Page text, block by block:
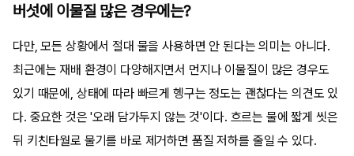
버섯에 이물질 많은 경우에는?
다만, 모든 상황에서 절대 물을 사용하면 안 된다는 의미는 아니다.
최근에는 재배 환경이 다양해지면서 먼지나 이물질이 많은 경우도
있기 때문에, 상태에 따라 빠르게 헹구는 정도는 괜찮다는 의견도 있
다. 중요한 것은 '오래 담가두지 않는 것'이다. 흐르는 물에 짧게 씻은
뒤 키친타월로 물기를 바로 제거하면 품질 저하를 줄일 수 있다.